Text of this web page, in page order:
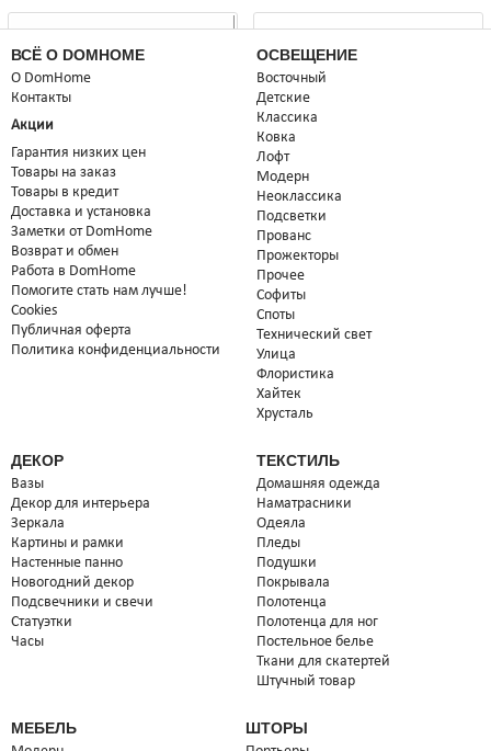
Подсветка для картин
Италия
Товар в наличии на складе
на складе 5 шт
Подсветка для картин
Италия
Товар на заказ
4 700
Товар на заказ
Подсветка
Италия
Товар на заказ
ВСЁ О DOMHOME
О DomHome
Контакты
Акции
Гарантия низких цен
Товары на заказ
Товары в кредит
Доставка и установка
Заметки от DomHome
Возврат и обмен
Работа в DomHome
Помогите стать нам лучше!
Cookies
Публичная оферта
Политика конфиденциальности
ОСВЕЩЕНИЕ
Восточный
Детские
Классика
Ковка
Лофт
Модерн
Неоклассика
Подсветки
Прованс
Прожекторы
Прочее
Софиты
Споты
Технический свет
Улица
Флористика
Хайтек
Хрусталь
ДЕКОР
Вазы
Декор для интерьера
Зеркала
Картины и рамки
Настенные панно
Новогодний декор
Подсвечники и свечи
Статуэтки
Часы
ТЕКСТИЛЬ
Домашняя одежда
Наматрасники
Одеяла
Пледы
Подушки
Покрывала
Полотенца
Полотенца для ног
Постельное белье
Ткани для скатертей
Штучный товар
МЕБЕЛЬ ШТОРЫ